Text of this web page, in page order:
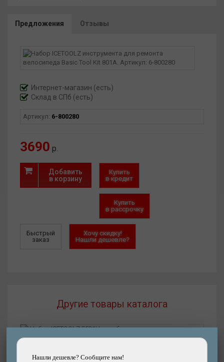
потребностей любителя.
позволяющей держать все на своих местах.
Это хорошее решение для начала самостоятельного
Предложения Отзывы
Интернет-магазин (есть)
Склад в СПб (есть)
Артикул: 6-800280
3690 р.
Нашли дешевле? Сообщите нам!
Добавить
в корзину
Купить
в кредит
Купить
в рассрочку
Быстрый
заказ
Хочу скидку!
Нашли дешевле?
Другие товары каталога
Подробнее